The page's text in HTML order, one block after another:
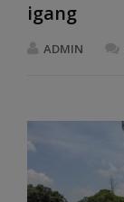
igang
ADMIN